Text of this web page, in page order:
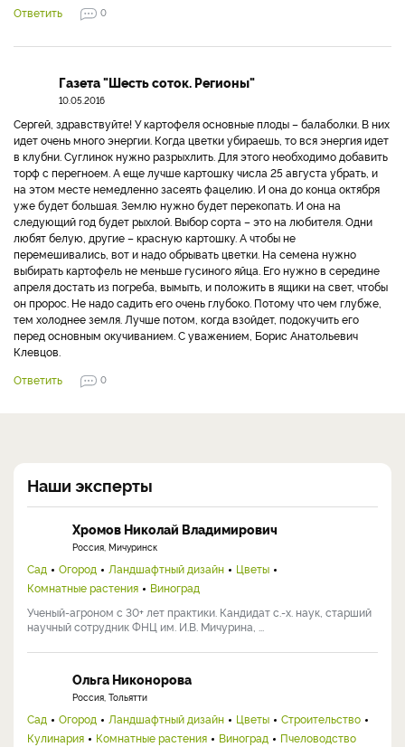
Ответить
0
Газета "Шесть соток. Регионы"
10.05.2016
Сергей, здравствуйте! У картофеля основные плоды – балаболки. В них
идет очень много энергии. Когда цветки убираешь, то вся энергия идет
в клубни. Суглинок нужно разрыхлить. Для этого необходимо добавить
торф с перегноем. А еще лучше картошку числа 25 августа убрать, и
на этом месте немедленно засеять фацелию. И она до конца октября
уже будет большая. Землю нужно будет перекопать. И она на
следующий год будет рыхлой. Выбор сорта – это на любителя. Одни
любят белую, другие – красную картошку. А чтобы не
перемешивались, вот и надо обрывать цветки. На семена нужно
выбирать картофель не меньше гусиного яйца. Его нужно в середине
апреля достать из погреба, вымыть, и положить в ящики на свет, чтобы
он пророс. Не надо садить его очень глубоко. Потому что чем глубже,
тем холоднее земля. Лучше потом, когда взойдет, подокучить его
перед основным окучиванием. С уважением, Борис Анатольевич
Клевцов.
Ответить
0
Наши эксперты
Хромов Николай Владимирович
Россия, Мичуринск
Сад Огород Ландшафтный дизайн
Цветы
Комнатные растения
Виноград
Ученый-агроном с 30+ лет практики. Кандидат с.-х. наук, старший
научный сотрудник ФНЦ им. И.В. Мичурина, ...
Ольга Никонорова
Россия, Тольятти
Сад Огород Ландшафтный дизайн Цветы
Строительство
Кулинария
Комнатные растения Виноград
Пчеловодство